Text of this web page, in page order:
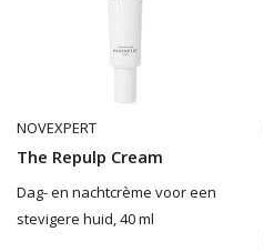
NOVEXPERT
The Repulp Cream
Dag- en nachtcrème voor een
stevigere huid, 40 ml